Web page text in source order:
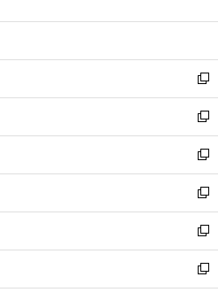
開
ウ
開
く
ン
ウ
で
開
く
ウ
ン
ド
ウ
で
開
く
新
し
い
ウ
ィ
ン
ド
ウ
で
開
く
新
し
い
ウ
ィ
ン
ド
ウ
で
開
新
し
い
ウ
ィ
ン
ド
ウ
新
し
い
ウ
ィ
ン
新
し
い
ウ
新
し